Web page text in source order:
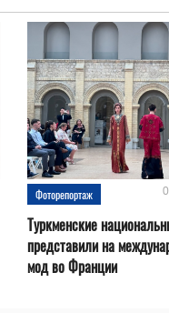
Фоторепортаж
Туркменские
представили на
мод во Франции